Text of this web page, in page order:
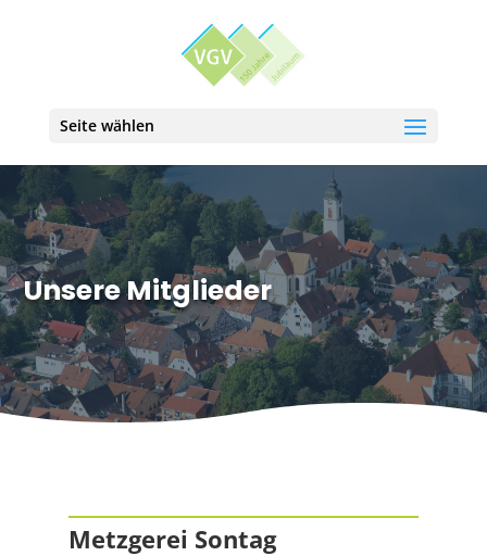
Seite wählen
Unsere Mitglieder
Metzgerei Sontag